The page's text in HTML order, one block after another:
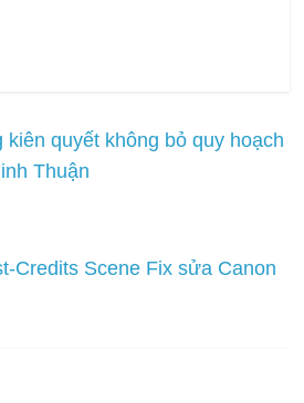
quyết không bỏ quy hoạch
Thuận
Credits Scene Fix sửa Canon